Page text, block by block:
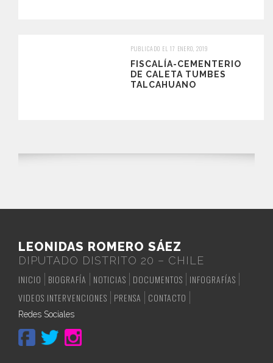
PUBLICADO EL 17 ENERO, 2019
FISCALÍA-CEMENTERIO
DE CALETA TUMBES
TALCAHUANO
LEONIDAS ROMERO SÁEZ
DIPUTADO DISTRITO 20 – CHILE
INICIO
BIOGRAFÍA NOTICIAS DOCUMENTOS
INFOGRAFÍAS
VIDEOS INTERVENCIONES
PRENSA CONTACTO
Redes Sociales